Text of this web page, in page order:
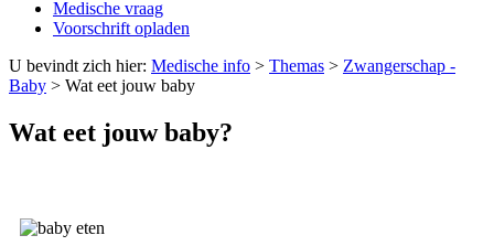
Medische vraag
Voorschrift opladen
U bevindt zich hier: Medische info > Themas > Zwangerschap -
Baby > Wat eet jouw baby
Wat eet jouw baby?